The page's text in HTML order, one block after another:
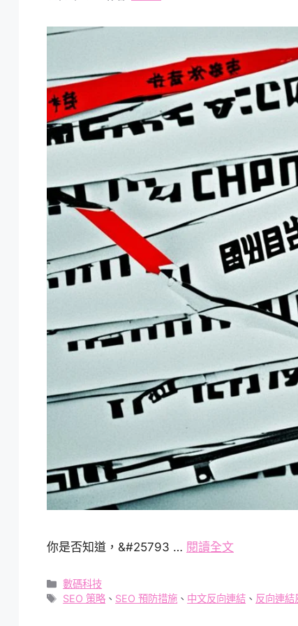
你是否知道，&#25793 … 閱讀全文
分
類
數碼科技
標
SEO 策略 、 SEO 預防措施 、 中文反向連結 、 反向連結